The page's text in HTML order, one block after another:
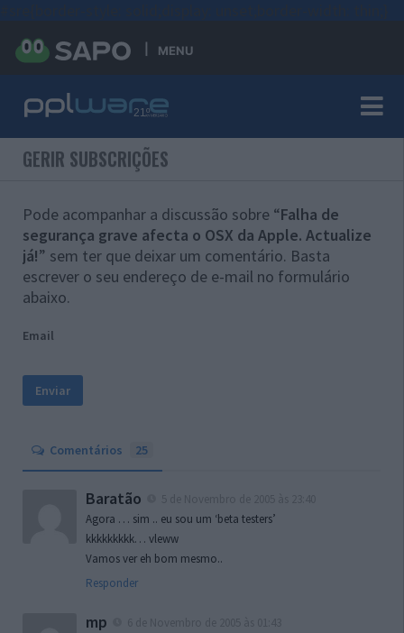
MENU
GERIR SUBSCRIÇÕES
Pode acompanhar a discussão sobre “Falha de
segurança grave afecta o OSX da Apple. Actualize
já!” sem ter que deixar um comentário. Basta
escrever o seu endereço de e-mail no formulário
abaixo.
Email
Comentários 25
Baratão
Agora … sim .. eu sou um ‘beta testers’
kkkkkkkkk… vleww
Vamos ver eh bom mesmo..
Responder
mp